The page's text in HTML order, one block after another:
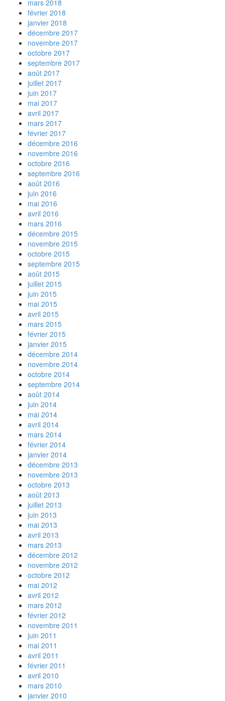
mars 2018
février 2018
janvier 2018
décembre 2017
novembre 2017
octobre 2017
septembre 2017
août 2017
juillet 2017
juin 2017
mai 2017
avril 2017
mars 2017
février 2017
décembre 2016
novembre 2016
octobre 2016
septembre 2016
août 2016
juin 2016
mai 2016
avril 2016
mars 2016
décembre 2015
novembre 2015
octobre 2015
septembre 2015
août 2015
juillet 2015
juin 2015
mai 2015
avril 2015
mars 2015
février 2015
janvier 2015
décembre 2014
novembre 2014
octobre 2014
septembre 2014
août 2014
juin 2014
mai 2014
avril 2014
mars 2014
février 2014
janvier 2014
décembre 2013
novembre 2013
octobre 2013
août 2013
juillet 2013
juin 2013
mai 2013
avril 2013
mars 2013
décembre 2012
novembre 2012
octobre 2012
mai 2012
avril 2012
mars 2012
février 2012
novembre 2011
juin 2011
mai 2011
avril 2011
février 2011
avril 2010
mars 2010
janvier 2010